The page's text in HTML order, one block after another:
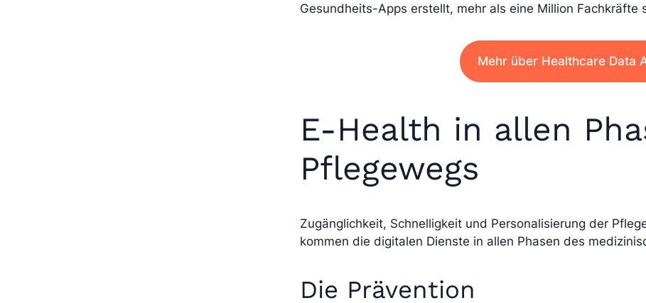
Gesundheits-Apps erstellt, mehr als eine Million
Mehr über Healthcare Data
E-Health in allen
Pflegewegs
Zugänglichkeit, Schnelligkeit und Personalisierung der
kommen die digitalen Dienste in allen Phasen des
Die Prävention